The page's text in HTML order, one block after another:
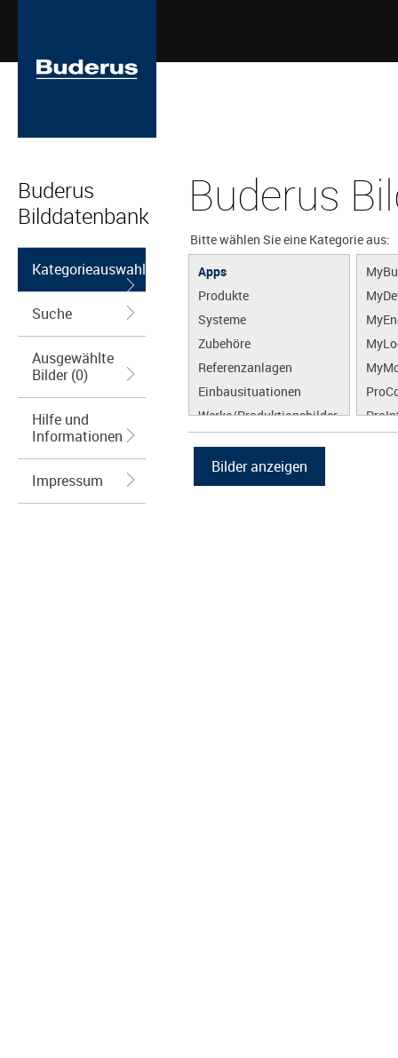
Buderus
Bilddatenbank
Kategorieauswahl
Suche
Ausgewählte
Bilder (0)
Hilfe und
Informationen
Impressum
Buderus
Bitte wählen Sie eine Kategorie aus:
Apps
Produkte
Systeme
Zubehöre
Referenzanlagen
Einbausituationen
Werke/Produktionsbilder
Grafiken